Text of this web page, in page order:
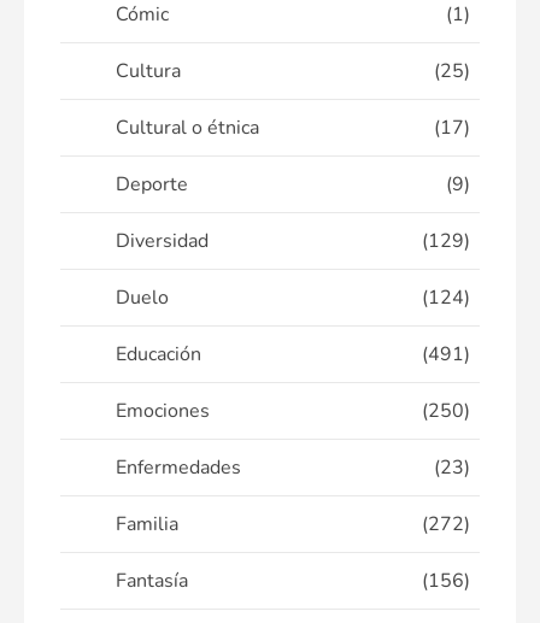
Cómic (1)
Cultura (25)
Cultural o étnica (17)
Deporte (9)
Diversidad (129)
Duelo (124)
Educación (491)
Emociones (250)
Enfermedades (23)
Familia (272)
Fantasía (156)